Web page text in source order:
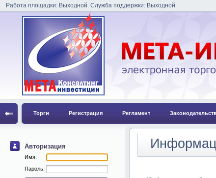
Работа площадки: Выходной. Служба поддержки: Выходной.
Торги Регистрация Регламент
Авторизация
Имя:
Пароль: